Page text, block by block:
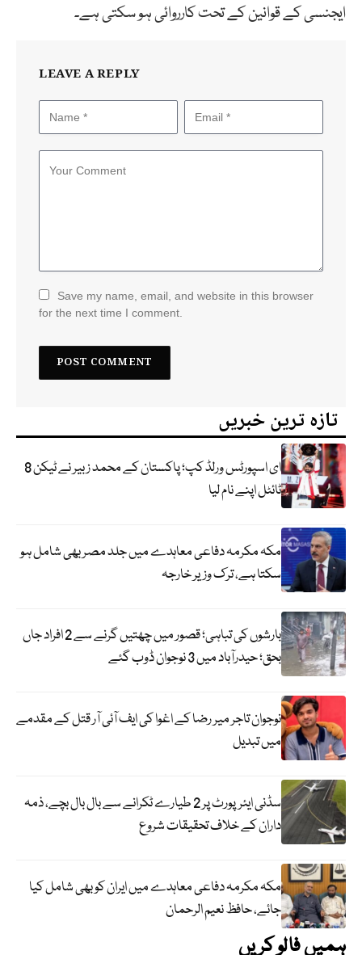
ایجنسی کے قوانین کے تحت کارروائی ہو سکتی ہے۔
LEAVE A REPLY
Save my name, email, and website in this browser
for the next time I comment.
تازہ ترین خبریں
ای اسپورٹس ورلڈ کپ؛ پاکستان کے محمد زبیر نے ٹیکن 8
ٹائٹل اپنے نام لیا
مکہ مکرمہ دفاعی معاہدے میں جلد مصر بھی شامل ہو
سکتا ہے، ترک وزیر خارجہ
بارشوں کی تباہی؛ قصور میں چھتیں گرنے سے 2 افراد جاں
بحق؛ حیدرآباد میں 3 نوجوان ڈوب گئے
نوجوان تاجر میر رضا کے اغوا کی ایف آئی آر قتل کے مقدمے
میں تبدیل
سڈنی ایئرپورٹ پر 2 طیارے ٹکرانے سے بال بال بچے، ذمہ
داران کے خلاف تحقیقات شروع
مکہ مکرمہ دفاعی معاہدے میں ایران کو بھی شامل کیا
جائے، حافظ نعیم الرحمان
ہمیں فالو کریں